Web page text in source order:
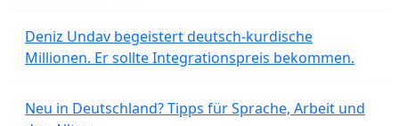
Deniz Undav begeistert deutsch-kurdische
Millionen. Er sollte Integrationspreis bekommen.
Neu in Deutschland? Tipps für Sprache, Arbeit und